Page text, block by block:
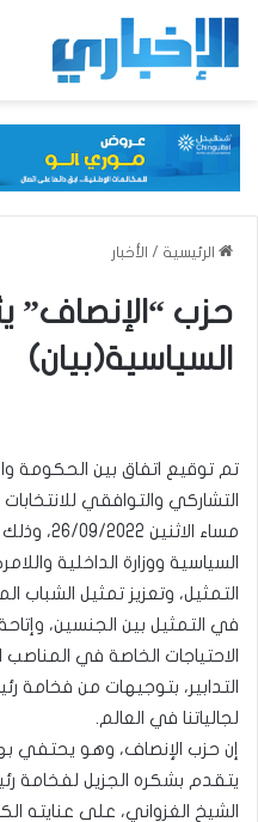
الرئيسية / الأخبار
حزب “الإنصاف”
السياسية(بيان)
تم توقيع اتفاق بين الحكومة
مساء
السياسية ووزارة الداخلية
التمثيل، وتعزيز تمثيل الشباب
في التمثيل بين الجنسين،
الاحتياجات الخاصة في المناصب
التدابير، بتوجيهات من فخامة
لجالياتنا في العالم.
إن حزب الإنصاف، وهو يحتفي
يتقدم بشكره الجزيل لفخامة
الشيخ الغزواني، على عنايته